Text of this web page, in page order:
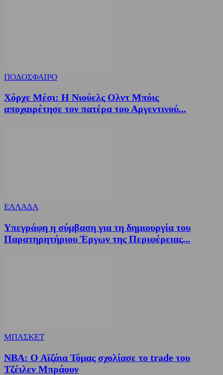
ΠΟΔΟΣΦΑΙΡΟ
Χόρχε Μέσι: Η Νιούελς Ολντ Μπόις
αποχαιρέτησε τον πατέρα του Αργεντινού...
ΕΛΛΑΔΑ
Υπεγράφη η σύμβαση για τη δημιουργία του
Παρατηρητήριου Έργων της Περιφέρειας...
ΜΠΑΣΚΕΤ
NBA: Ο Αϊζάια Τόμας σχολίασε το trade του
Τζέιλεν Μπράουν